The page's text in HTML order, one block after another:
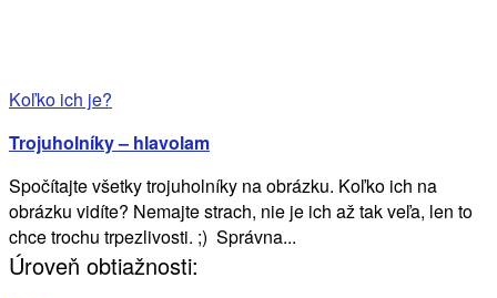
Koľko ich je?
Trojuholníky – hlavolam
Spočítajte všetky trojuholníky na obrázku. Koľko ich na
obrázku vidíte? Nemajte strach, nie je ich až tak veľa, len to
chce trochu trpezlivosti. ;) Správna...
Úroveň obtiažnosti: